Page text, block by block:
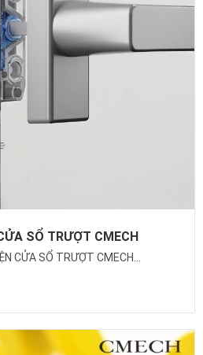
SỔ TRƯỢT CMECH
CỬA SỔ TRƯỢT CMECH...